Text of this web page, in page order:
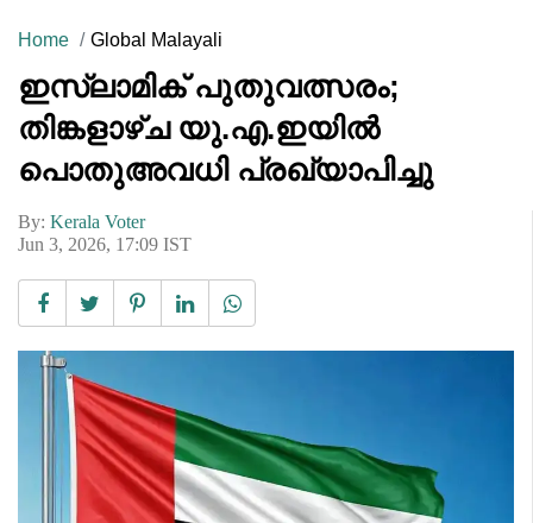
Home Global Malayali
ഇസ്‌ലാമിക് പുതുവത്സരം;
തിങ്കളാഴ്ച യു.എ.ഇയിൽ
പൊതുഅവധി പ്രഖ്യാപിച്ചു
By: Kerala Voter
Jun 3, 2026, 17:09 IST